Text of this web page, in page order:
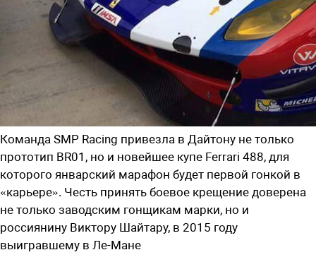
Команда SMP Racing привезла в Дайтону не только
прототип BR01, но и новейшее купе Ferrari 488, для
которого январский марафон будет первой гонкой в
«карьере». Честь принять боевое крещение доверена
не только заводским гонщикам марки, но и
россиянину Виктору Шайтару, в 2015 году
выигравшему в Ле-Мане